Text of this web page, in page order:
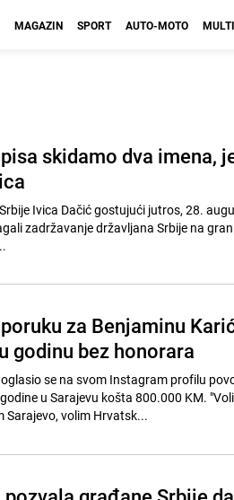
MAGAZIN SPORT AUTO-MOTO
skidamo dva imena,
Ivica Dačić gostujući jutros, 28.
zadržavanje državljana Srbije na
za Benjaminu
godinu bez honorara
se na svom Instagram profilu
u Sarajevu košta 800.000 KM.
Sarajevo, volim Hrvatsk...